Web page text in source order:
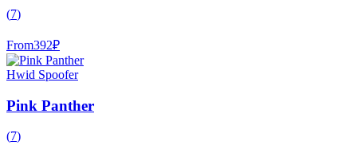
(7)
From392₽
Hwid Spoofer
Pink Panther
(7)